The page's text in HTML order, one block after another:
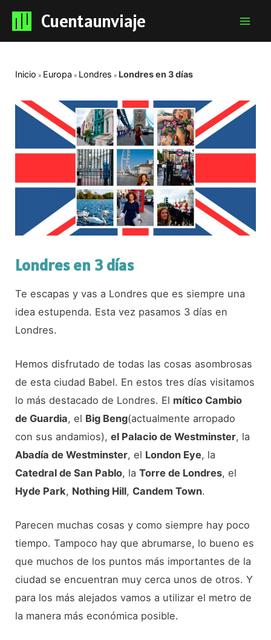
Cuentaunviaje
Inicio Europa Londres Londres en 3 días
Londres en 3 días
Te escapas y vas a Londres que es siempre una
idea estupenda. Esta vez pasamos 3 días en
Londres.
Hemos disfrutado de todas las cosas asombrosas
de esta ciudad Babel. En estos tres días visitamos
lo más destacado de Londres. El mítico Cambio
de Guardia, el Big Beng(actualmente arropado
con sus andamios),el Palacio de Westminster, la
Abadía de Westminster, el London Eye, la
Catedral de San Pablo, laTorre de Londres, el
Hyde Park, Nothing Hill, Candem Town.
Parecen muchas cosas y como siempre hay poco
tiempo. Tampoco hay que abrumarse, lo bueno es
que muchos de los puntos más importantes de la
ciudad se encuentran muy cerca unos de otros. Y
para los más alejados vamos a utilizar el metro de
la manera más económica posible.